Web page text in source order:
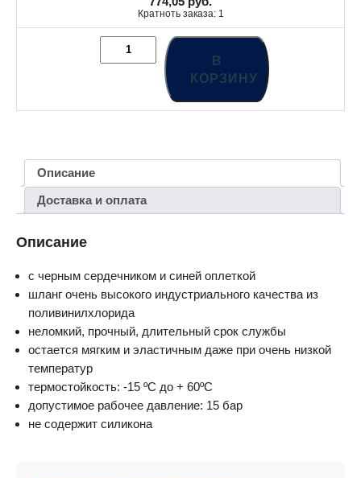
Кратноть заказа: 1
В
КОРЗИНУ
Описание
Доставка и оплата
Описание
с черным сердечником и синей оплеткой
шланг очень высокого индустриального качества из
поливинилхлорида
неломкий, прочный, длительный срок службы
остается мягким и эластичным даже при очень низкой
температур
термостойкость: -15 ºС до + 60ºС
допустимое рабочее давление: 15 бар
не содержит силикона